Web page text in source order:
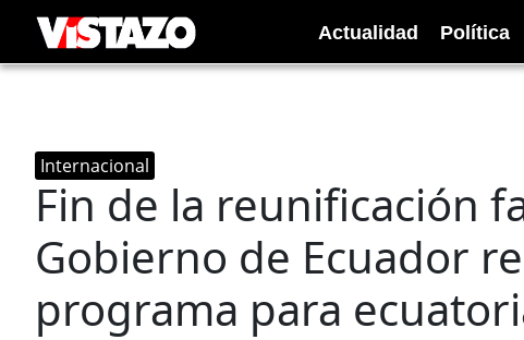
Actualidad Política
Internacional
Fin de la reunificación
Gobierno de Ecuador
programa para